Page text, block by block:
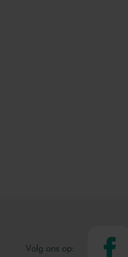
Volg ons op: